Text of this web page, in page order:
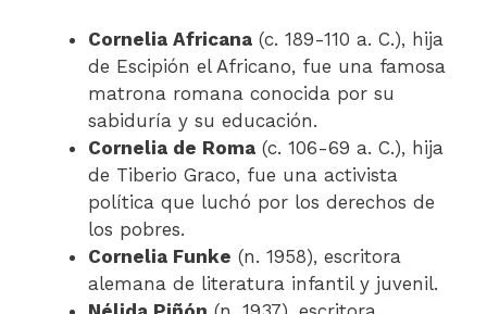
Cornelia Africana (c. 189-110 a. C.), hija
de Escipión el Africano, fue una famosa
matrona romana conocida por su
sabiduría y su educación.
Cornelia de Roma (c. 106-69 a. C.), hija
de Tiberio Graco, fue una activista
política que luchó por los derechos de
los pobres.
Cornelia Funke (n. 1958), escritora
alemana de literatura infantil y juvenil.